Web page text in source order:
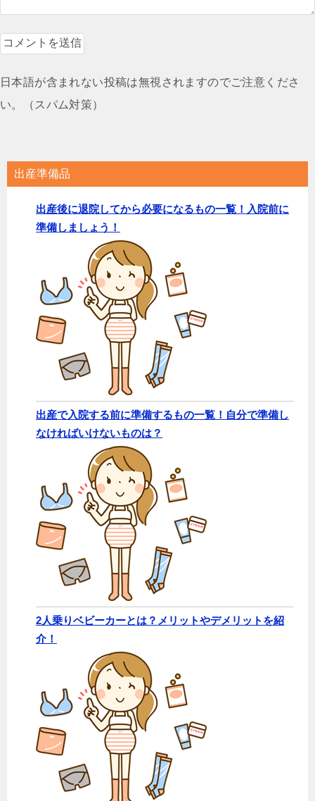
日本語が含まれない投稿は無視されますのでご注意くださ
い。（スパム対策）
出産準備品
出産後に退院してから必要になるもの一覧！入院前に
準備しましょう！
出産で入院する前に準備するもの一覧！自分で準備し
なければいけないものは？
2人乗りベビーカーとは？メリットやデメリットを紹
介！